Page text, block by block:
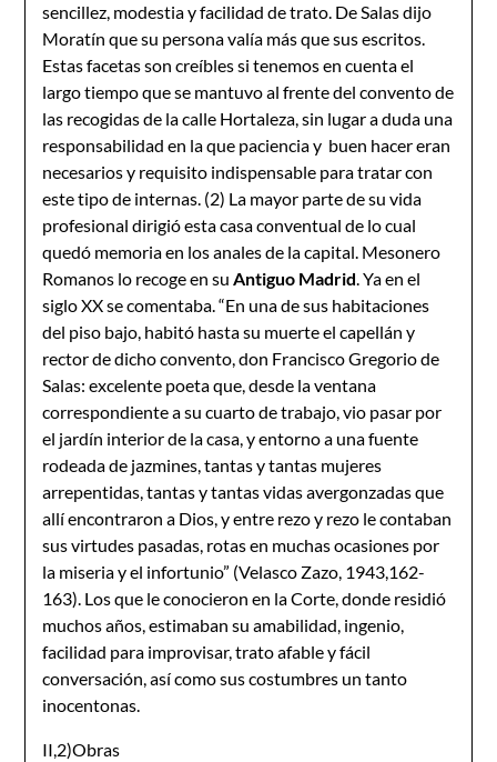
sencillez, modestia y facilidad de trato. De Salas dijo
Moratín que su persona valía más que sus escritos.
Estas facetas son creíbles si tenemos en cuenta el
largo tiempo que se mantuvo al frente del convento de
las recogidas de la calle Hortaleza, sin lugar a duda una
responsabilidad en la que paciencia y buen hacer eran
necesarios y requisito indispensable para tratar con
este tipo de internas. (2) La mayor parte de su vida
profesional dirigió esta casa conventual de lo cual
quedó memoria en los anales de la capital. Mesonero
Romanos lo recoge en suAntiguo Madrid. Ya en el
siglo XX se comentaba. “En una de sus habitaciones
del piso bajo, habitó hasta su muerte el capellán y
rector de dicho convento, don Francisco Gregorio de
Salas: excelente poeta que, desde la ventana
correspondiente a su cuarto de trabajo, vio pasar por
el jardín interior de la casa, y entorno a una fuente
rodeada de jazmines, tantas y tantas mujeres
arrepentidas, tantas y tantas vidas avergonzadas que
allí encontraron a Dios, y entre rezo y rezo le contaban
sus virtudes pasadas, rotas en muchas ocasiones por
la miseria y el infortunio” (Velasco Zazo, 1943,162-
163). Los que le conocieron en la Corte, donde residió
muchos años, estimaban su amabilidad, ingenio,
facilidad para improvisar, trato afable y fácil
conversación, así como sus costumbres un tanto
inocentonas.
II,2)Obras